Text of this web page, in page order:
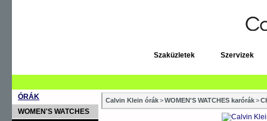
Szaküzletek Szervizek
ÓRÁK
WOMEN'S WATCHES
Calvin Klein órák>WOMEN'S WATCHES karórák>